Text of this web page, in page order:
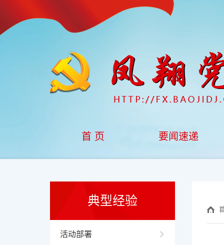
首 页 要闻速递
典型经验
活动部署